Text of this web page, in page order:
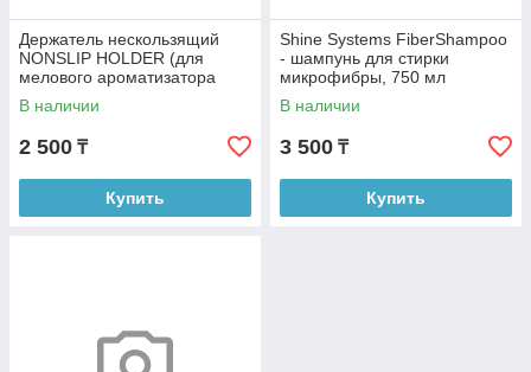
Держатель нескользящий
NONSLIP HOLDER (для
мелового ароматизатора
SPIRIT REFILL)арт X.д
В наличии
2 500 ₸
Купить
Shine Systems FiberShampoo
- шампунь для стирки
микрофибры, 750 мл
В наличии
3 500 ₸
Купить